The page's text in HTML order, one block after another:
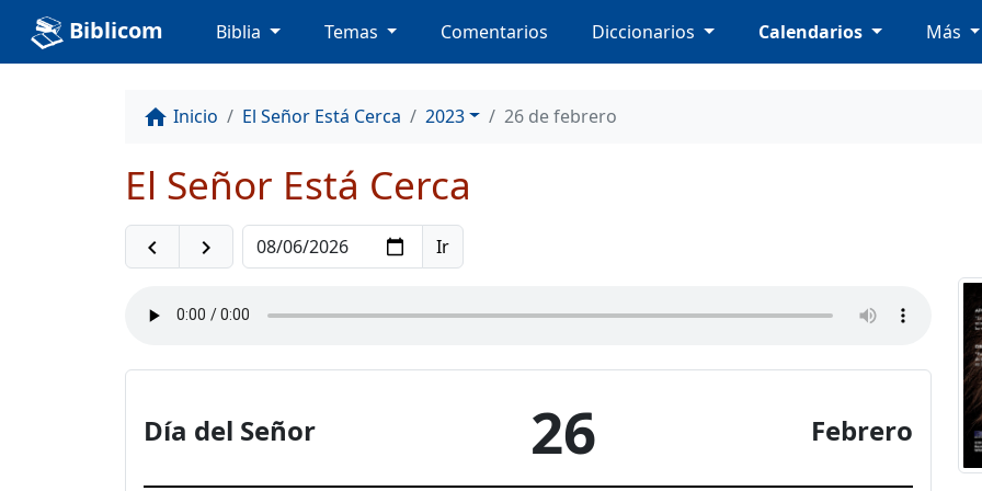
Biblicom Biblia Temas Comentarios Diccionarios Calendarios Más
home Inicio El Señor Está Cerca 2023 26 de febrero
El Señor Está Cerca
navigate_before navigate_next
Día del Señor 26 Febrero